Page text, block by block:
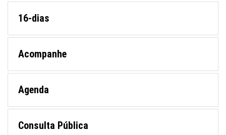
16-dias
Acompanhe
Agenda
Consulta Pública